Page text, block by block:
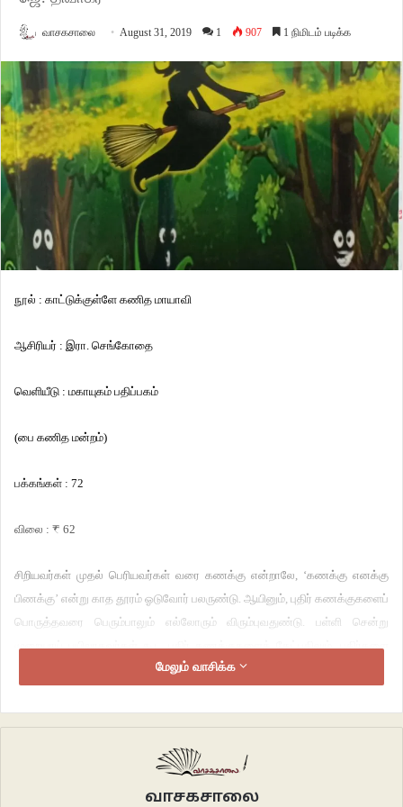
வாசகசாலை August 31, 2019 1 907 1 நிமிடம் படிக்க
நூல் : காட்டுக்குள்ளே கணித மாயாவி
ஆசிரியர் : இரா. செங்கோதை
வெளியீடு : மகாயுகம் பதிப்பகம்
(பை கணித மன்றம்)
பக்கங்கள் : 72
விலை : ₹ 62
சிறியவர்கள் முதல் பெரியவர்கள் வரை கணக்கு என்றாலே, ‘கணக்கு எனக்கு
பிணக்கு’ என்று காத தூரம் ஓடுவோர் பலருண்டு. ஆயினும், புதிர் கணக்குகளைப்
பொருத்தவரை பெரும்பாலும் எல்லோரும் விரும்புவதுண்டு. பள்ளி சென்று
விடுவிப்பதிலும் வெகு ஆர்வமுள்ளோராய் இருப்பதைக் கண்டிருக்கிறோம்.
அவ்வகையில், “காட்டுக்குள்ளே கணித மாயாவி” என்ற இந்நூல் கதைகள்
உள்ளோருக்கான ஒரு சிறந்த நூல்.
மேலும் வாசிக்க
வாசகசாலை